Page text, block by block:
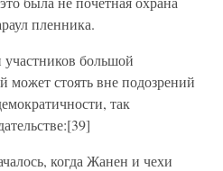
пленника.
большой
может стоять вне подозрений
так
когда Жанен и чехи